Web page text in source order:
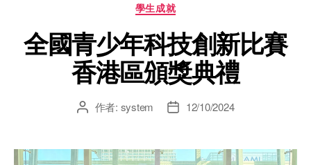
學生成就
全國青少年科技創新比賽
香港區頒獎典禮
作者: system 12/10/2024